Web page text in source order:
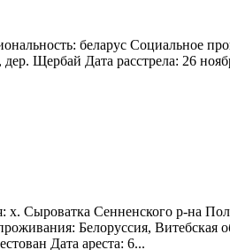
беларус Социальное
Щербай Дата расстрела: 26
Сенненского р-на
Белоруссия, Витебская
Дата ареста: 6...